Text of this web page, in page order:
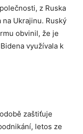
z Ruska
Ukrajinu. Ruský
obvinil, že je
využívala k
zaštiťuje
letos ze